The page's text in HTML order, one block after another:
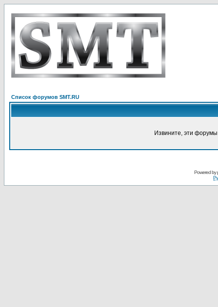
Список форумов SMT.RU
Извините, эти
Powered by